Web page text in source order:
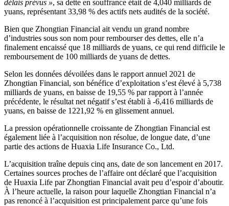
délais prévus », sa dette en souffrance était de 4,040 milliards de
yuans, représentant 33,98 % des actifs nets audités de la société.
Bien que Zhongtian Financial ait vendu un grand nombre
d’industries sous son nom pour rembourser des dettes, elle n’a
finalement encaissé que 18 milliards de yuans, ce qui rend difficile le
remboursement de 100 milliards de yuans de dettes.
Selon les données dévoilées dans le rapport annuel 2021 de
Zhongtian Financial, son bénéfice d’exploitation s’est élevé à 5,738
milliards de yuans, en baisse de 19,55 % par rapport à l’année
précédente, le résultat net négatif s’est établi à -6,416 milliards de
yuans, en baisse de 1221,92 % en glissement annuel.
La pression opérationnelle croissante de Zhongtian Financial est
également liée à l’acquisition non résolue, de longue date, d’une
partie des actions de Huaxia Life Insurance Co., Ltd.
L’acquisition traîne depuis cinq ans, date de son lancement en 2017.
Certaines sources proches de l’affaire ont déclaré que l’acquisition
de Huaxia Life par Zhongtian Financial avait peu d’espoir d’aboutir.
À l’heure actuelle, la raison pour laquelle Zhongtian Financial n’a
pas renoncé à l’acquisition est principalement parce qu’une fois